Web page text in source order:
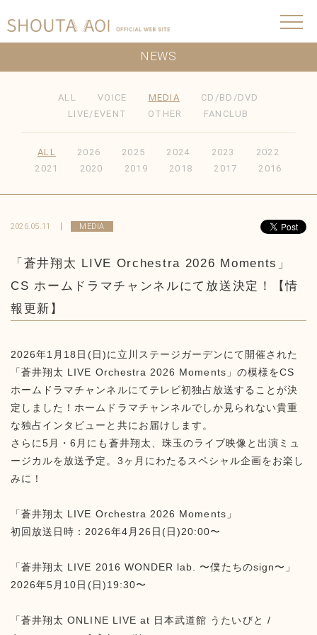
NEWS
ALL VOICE MEDIA
CD/BD/DVD
LIVE/EVENT
OTHER FANCLUB
ALL 2026 2025 2024 2023
2022
2021
2020 2019 2018 2017 2016
2026.05.11 MEDIA
「蒼井翔太 LIVE Orchestra 2026 Moments」
CS ホームドラマチャンネルにて放送決定！【情
報更新】
2026年1月18日(日)に立川ステージガーデンにて開催された
「蒼井翔太 LIVE Orchestra 2026 Moments」の模様をCS
ホームドラマチャンネルにてテレビ初独占放送することが決
定しました！ホームドラマチャンネルでしか見られない貴重
な独占インタビューと共にお届けします。
さらに5月・6月にも蒼井翔太、珠玉のライブ映像と出演ミュ
ージカルを放送予定。3ヶ月にわたるスペシャル企画をお楽し
みに！
「蒼井翔太 LIVE Orchestra 2026 Moments」
初回放送日時：2026年4月26日(日)20:00〜
「蒼井翔太 LIVE 2016 WONDER lab. 〜僕たちのsign〜」
2026年5月10日(日)19:30〜
「蒼井翔太 ONLINE LIVE at 日本武道館 うたいびと /